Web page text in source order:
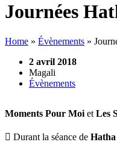
Journées
Home » Évènements »
2 avril 2018
Magali
Évènements
Moments Pour Moi et Les
 Durant la séance de Hatha